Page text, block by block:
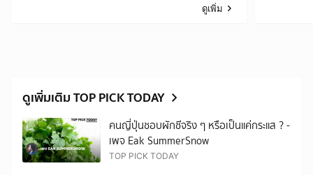
ดูเพิ่ม
ดูเพิ่มเติม TOP PICK TODAY
คนญี่ปุ่นชอบผักชีจริง ๆ หรือเป็นแค่กระแส ? -
เพจ Eak SummerSnow
TOP PICK TODAY